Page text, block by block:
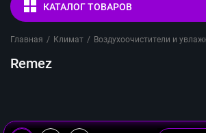
КАТАЛОГ ТОВАРОВ
Главная / Климат / Воздухоочистители и
Remez